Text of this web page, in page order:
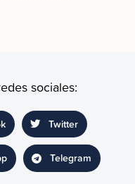
sociales:
Twitter
Telegram